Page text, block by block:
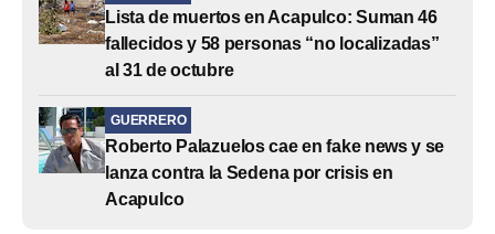
Lista de muertos en Acapulco: Suman 46
fallecidos y 58 personas “no localizadas”
al 31 de octubre
GUERRERO
Roberto Palazuelos cae en fake news y se
lanza contra la Sedena por crisis en
Acapulco